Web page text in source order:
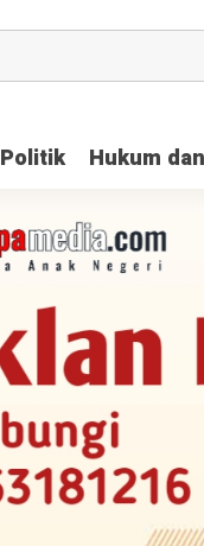
Politik Hukum